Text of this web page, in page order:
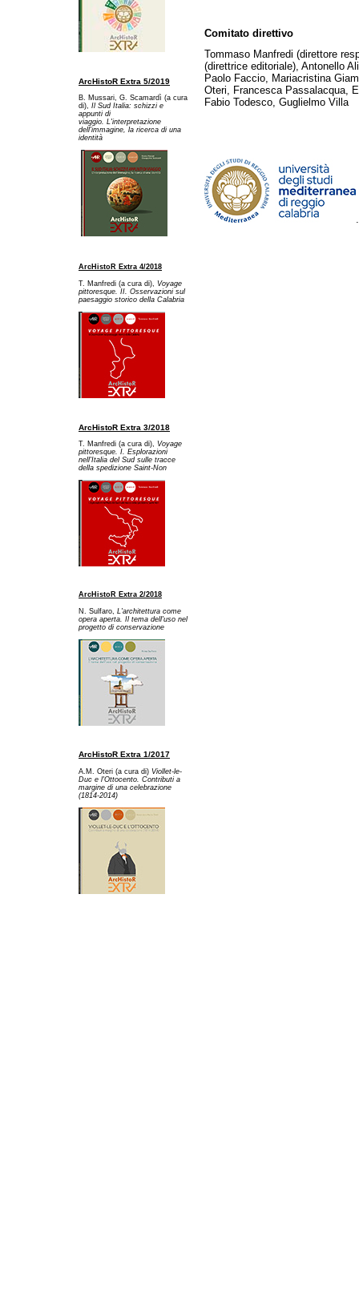
ArcHistoR Extra 5/2019
B. Mussari, G. Scamardì (a cura
di), Il Sud Italia: schizzi e
appunti di
viaggio. L'interpretazione
dell'immagine, la ricerca di una
identità
ArcHistoR Extra 4/2018
T. Manfredi (a cura di), Voyage
pittoresque. II. Osservazioni sul
paesaggio storico della Calabria
ArcHistoR Extra 3/2018
T. Manfredi (a cura di), Voyage
pittoresque. I. Esplorazioni
nell'Italia del Sud sulle tracce
della spedizione Saint-Non
ArcHistoR Extra 2/2018
N. Sulfaro, L'architettura come
opera aperta. Il tema dell'uso nel
progetto di conservazione
ArcHistoR Extra 1/2017
A.M. Oteri (a cura di) Viollet-le-
Duc e l'Ottocento. Contributi a
margine di una celebrazione
(1814-2014)
Comitato direttivo
Tommaso Manfredi (direttore
(direttrice editoriale), Antonello
Paolo Faccio, Mariacristina
Oteri, Francesca Passalacqua,
Fabio Todesco, Guglielmo Villa